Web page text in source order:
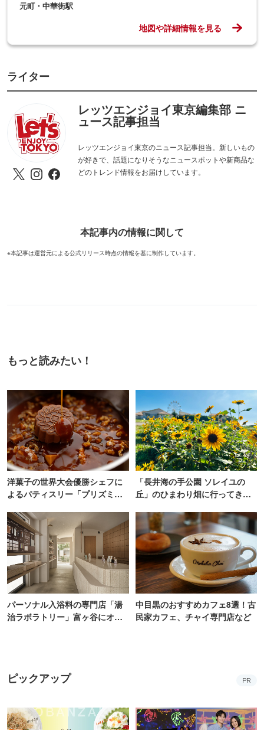
元町・中華街駅
地図や詳細情報を見る
ライター
レッツエンジョイ東京編集部 ニ
ュース記事担当
レッツエンジョイ東京のニュース記事担当。新しいもの
が好きで、話題になりそうなニュースポットや新商品な
どのトレンド情報をお届けしています。
本記事内の情報に関して
※本記事は運営元による公式リリース時点の情報を基に制作しています。
もっと読みたい！
洋菓子の世界大会優勝シェフに
よるパティスリー「プリズミッ
「長井海の手公園 ソレイユの
丘」のひまわり畑に行ってき
【2026】
パーソナル入浴料の専門店「湯
治ラボラトリー」富ヶ谷にオー
中目黒のおすすめカフェ8選！古
民家カフェ、チャイ専門店など
ピックアップ PR